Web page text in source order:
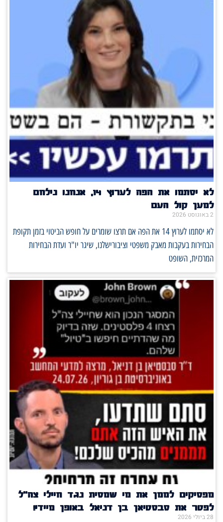
לא יסתמו את הפה לערוץ 14, אנחנו נילחם
למען קול העם
2 באוגוסט 2026
לא יסתמו לערוץ 14 את הפה אם תרצו שומרים על חופש הביטוי בזמן תקופת
הבחירות בעקבות מאבק משפטי וציבורישלנו, שיגר יו"ר ועדת הבחירות
המרכזית, השופט
מפסיקים לממן את מי שמסית נגד חיילי צה"ל
לפטר את סבסטיאן בן דניאל באופן מיידי!
28 ביולי 2026